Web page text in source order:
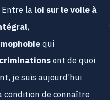
Entre laloi sur le voile à
,
qui
ont de quoi
je suis aujourd’hui
condition de connaître